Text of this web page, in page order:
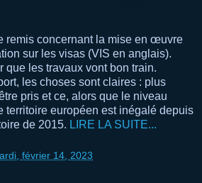
remis concernant la mise en œuvre
sur les visas (VIS en anglais).
que les travaux vont bon train.
les choses sont claires : plus
pris et ce, alors que le niveau
territoire européen est inégalé depuis
de 2015. LIRE LA SUITE...
février 14, 2023